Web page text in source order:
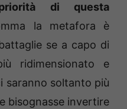
di questa
la metafora è
se a capo di
ridimensionato e
saranno soltanto più
bisognasse invertire